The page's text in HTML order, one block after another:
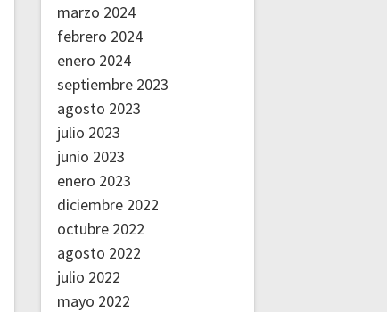
marzo 2024
febrero 2024
enero 2024
septiembre 2023
agosto 2023
julio 2023
junio 2023
enero 2023
diciembre 2022
octubre 2022
agosto 2022
julio 2022
mayo 2022